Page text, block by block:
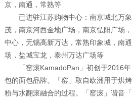
京，南通，常熟等
已进驻江苏购物中心：南京城北万象
茂，南京河西金地广场，南京弘阳广场
中心，无锡高新万达，常熟印象城，南
场，盐城宝龙，泰州万达广场等
「窑滚KamadoPan」初创于2016年
包的面包品牌。「窑」取自欧洲用于烘
粉与水翻滚融合的过程。「窑滚」谐音